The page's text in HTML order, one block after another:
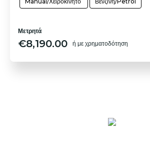
Μετρητά
€8,190.00 ή με χρηματοδότηση